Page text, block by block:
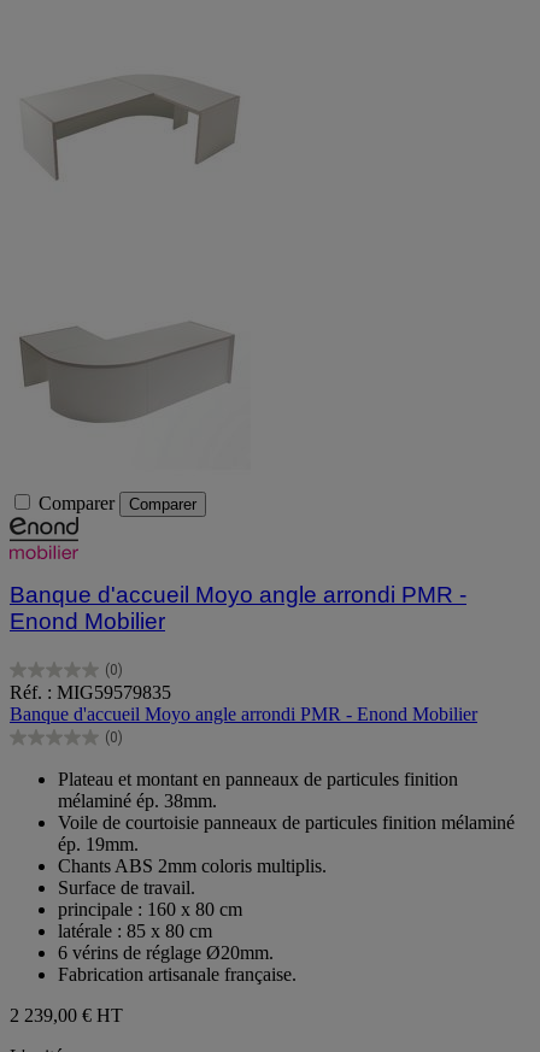
Comparer Comparer
Banque d'accueil Moyo angle arrondi PMR -
Enond Mobilier
(0)
0.0
sur
5
étoiles.
Réf. : MIG59579835
Banque d'accueil Moyo angle arrondi PMR - Enond Mobilier
(0)
0.0
étoiles.
Plateau et montant en panneaux de particules finition
mélaminé ép. 38mm.
Voile de courtoisie panneaux de particules finition mélaminé
ép. 19mm.
Chants ABS 2mm coloris multiplis.
Surface de travail.
principale : 160 x 80 cm
latérale : 85 x 80 cm
6 vérins de réglage Ø20mm.
Fabrication artisanale française.
2 239,00 € HT